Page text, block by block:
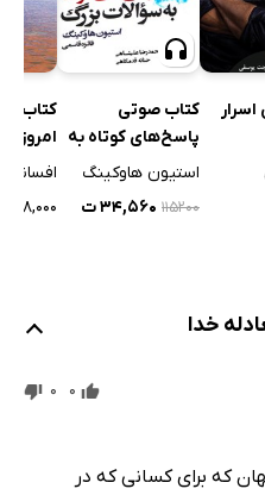
کتاب صوتی
پاسخ‌های کوتاه به
سوالات بزرگ
استیون هاوکینگ
۱۱۵۲۰۰ ۳۴,۵۶۰ ت
کتاب
امروز
افسانه
۴۸,۰۰۰ ت
خدا
0
0
که برای کسانی که در